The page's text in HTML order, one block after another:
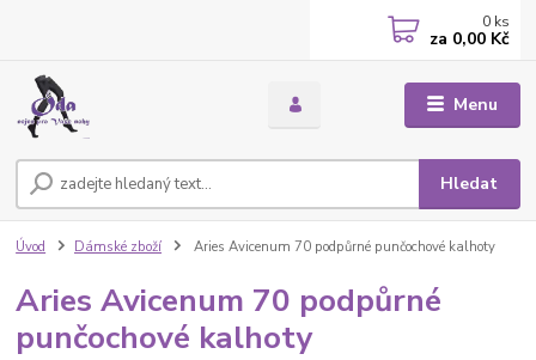
Menu
Hledat
0 ks
za 0,00 Kč
Úvod Dámské zboží Aries Avicenum 70 podpůrné punčochové kalhoty
Aries Avicenum 70 podpůrné
punčochové kalhoty